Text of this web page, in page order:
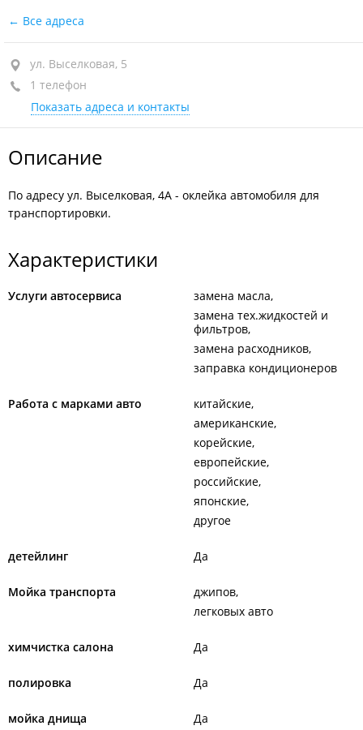
Все адреса
ул. Выселковая, 5
1 телефон
Показать адреса и контакты
Описание
По адресу ул. Выселковая, 4А - оклейка автомобиля для
транспортировки.
Характеристики
Услуги автосервиса
замена масла
замена тех.жидкостей и
фильтров
замена расходников
заправка кондиционеров
Работа с марками авто
китайские
американские
корейские
европейские
российские
японские
другое
детейлинг Да
Мойка транспорта
джипов
легковых авто
химчистка салона Да
полировка Да
мойка днища Да